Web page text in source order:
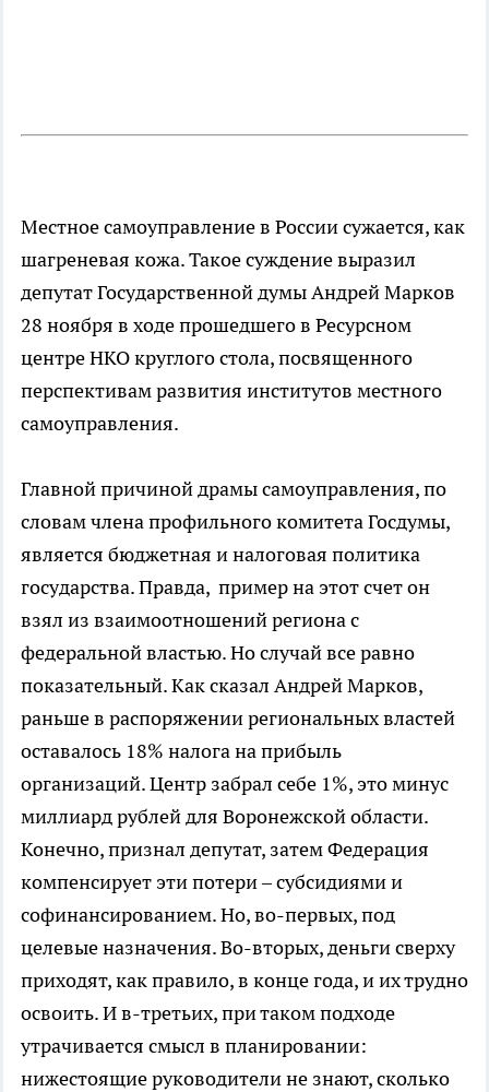
Местное самоуправление в России сужается, как
шагреневая кожа. Такое суждение выразил
депутат Государственной думы Андрей Марков
28 ноября в ходе прошедшего в Ресурсном
центре НКО круглого стола, посвященного
перспективам развития институтов местного
самоуправления.
Главной причиной драмы самоуправления, по
словам члена профильного комитета Госдумы,
является бюджетная и налоговая политика
государства. Правда, пример на этот счет он
взял из взаимоотношений региона с
федеральной властью. Но случай все равно
показательный. Как сказал Андрей Марков,
раньше в распоряжении региональных властей
оставалось 18% налога на прибыль
организаций. Центр забрал себе 1%, это минус
миллиард рублей для Воронежской области.
Конечно, признал депутат, затем Федерация
компенсирует эти потери – субсидиями и
софинансированием. Но, во-первых, под
целевые назначения. Во-вторых, деньги сверху
приходят, как правило, в конце года, и их трудно
освоить. И в-третьих, при таком подходе
утрачивается смысл в планировании:
нижестоящие руководители не знают, сколько